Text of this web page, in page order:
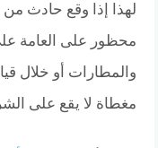
لهذا إذا وقع حادث
محظور على العامة
والمطارات أو خلال
مغطاة لا يقع على